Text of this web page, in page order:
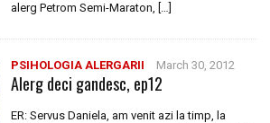
alerg Petrom Semi-Maraton, […]
PSIHOLOGIA ALERGARII March 30, 2012
Alerg deci gandesc, ep12
ER: Servus Daniela, am venit azi la timp, la